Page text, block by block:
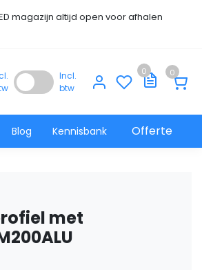
magazijn altijd open voor afhalen
Incl.
btw
0 0
Blog Kennisbank Offerte
met